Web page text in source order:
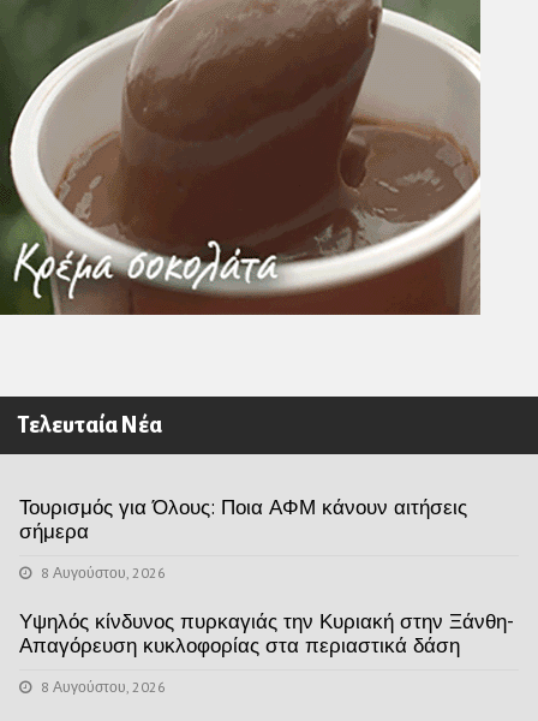
Τελευταία Νέα
Τουρισμός για Όλους: Ποια ΑΦΜ κάνουν αιτήσεις
σήμερα
8 Αυγούστου, 2026
Υψηλός κίνδυνος πυρκαγιάς την Κυριακή στην Ξάνθη-
Απαγόρευση κυκλοφορίας στα περιαστικά δάση
8 Αυγούστου, 2026